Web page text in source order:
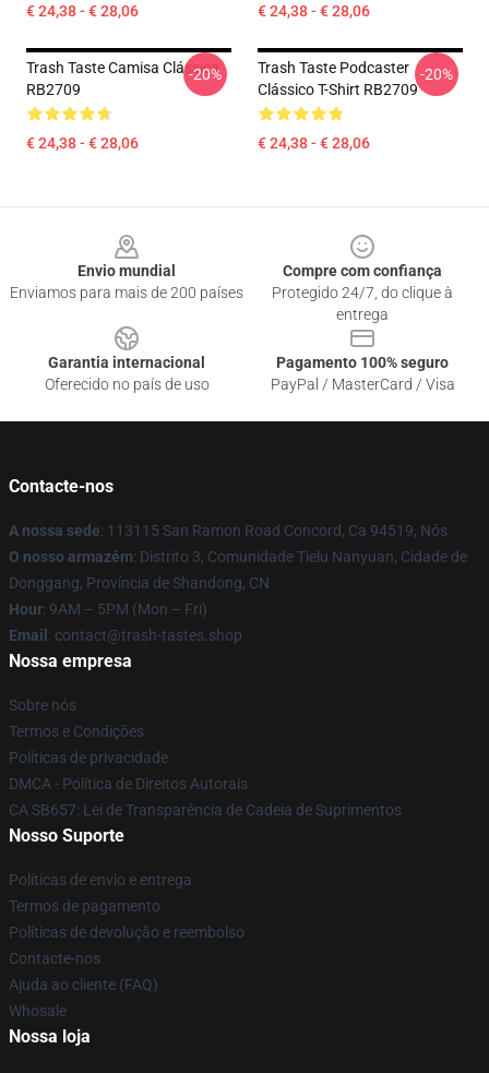
€ 24,38 - € 28,06 € 24,38 - € 28,06
Trash Taste Camisa Clássica
RB2709
€ 24,38 - € 28,06
-20%
Trash Taste Podcaster
Clássico T-Shirt RB2709
€ 24,38 - € 28,06
-20%
Envio mundial
Enviamos para mais de 200 países
Compre com confiança
Protegido 24/7, do clique à
entrega
Garantia internacional
Oferecido no país de uso
Pagamento 100% seguro
PayPal / MasterCard / Visa
Contacte-nos
A nossa sede: 113115 San Ramon Road Concord, Ca 94519, Nós
O nosso armazém: Distrito 3, Comunidade Tielu Nanyuan, Cidade de
Donggang, Província de Shandong, CN
Hour: 9AM – 5PM (Mon – Fri)
Email : contact@trash-tastes.shop
Nossa empresa
Sobre nós
Termos e Condições
Políticas de privacidade
DMCA - Política de Direitos Autorais
CA SB657: Lei de Transparência de Cadeia de Suprimentos
Nosso Suporte
Políticas de envio e entrega
Termos de pagamento
Políticas de devolução e reembolso
Contacte-nos
Ajuda ao cliente (FAQ)
Whosale
Nossa loja